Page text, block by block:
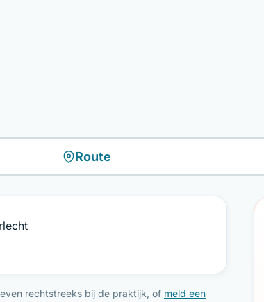
Route
rechtstreeks bij de praktijk, of meld een